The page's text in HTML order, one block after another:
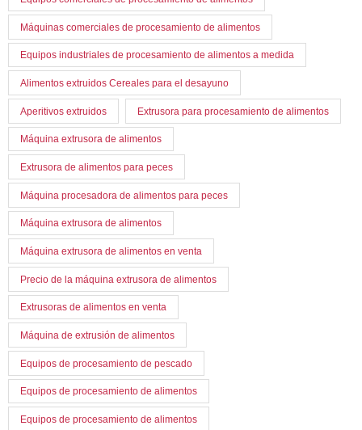
Máquinas comerciales de procesamiento de alimentos
Equipos industriales de procesamiento de alimentos a medida
Alimentos extruidos Cereales para el desayuno
Aperitivos extruidos Extrusora para procesamiento de alimentos
Máquina extrusora de alimentos
Extrusora de alimentos para peces
Máquina procesadora de alimentos para peces
Máquina extrusora de alimentos
Máquina extrusora de alimentos en venta
Precio de la máquina extrusora de alimentos
Extrusoras de alimentos en venta
Máquina de extrusión de alimentos
Equipos de procesamiento de pescado
Equipos de procesamiento de alimentos
Equipos de procesamiento de alimentos